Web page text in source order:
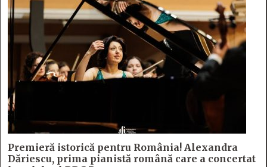
Premieră istorică pentru România! Alexandra
Dăriescu, prima pianistă română care a concertat